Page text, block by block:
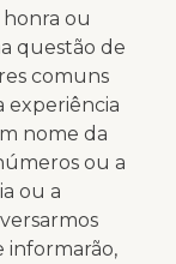
ou
questão de
comuns
experiência
nome da
ou a
ou a
informarão,